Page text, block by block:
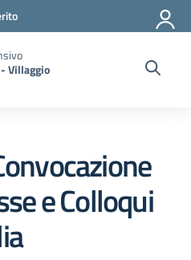
Villaggio
e Colloqui